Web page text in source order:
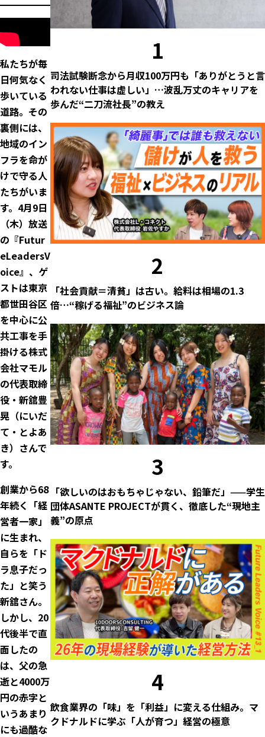
私たちが毎
日何気なく
歩いている
道路。その
裏側には、
地域のイン
フラを命が
けで守る人
たちがいま
す。4月9日
（木）放送
の『Futur
eLeadersV
oice』、ゲ
ストは東京
都世田谷区
を中心に公
共工事を手
掛ける株式
会社マモル
の代表取締
役・新舘豊
晃（にいだ
て・とよあ
き）さんで
す。
創業から68
年続く「経
営者一家」
に生まれ、
自らを「ド
ラ息子だっ
た」と笑う
新舘さん。
しかし、20
代後半で直
面したの
は、父の急
逝と4000万
円の赤字と
いうあまり
にも過酷な
1
司法試験断念から月収100万円も「ありがとうと言
われない仕事は虚しい」…波乱万丈のキャリアを
歩んだ“二刀流社長”の教え
2
「社会貢献＝清貧」は古い。給料は相場の1.3
倍…“稼げる福祉”のビジネス論
3
「欲しいのはおもちゃじゃない、鉛筆だ」——学生
団体ASANTE PROJECTが貫く、徹底した“現地主
義”の原点
4
飲食業界の「味」を「利益」に変える仕組み。マ
クドナルドに学ぶ「人が育つ」経営の極意